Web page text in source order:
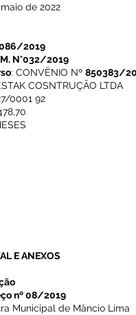
de 2022
2019
N°032/2019
: CONVÊNIO Nº 850383/
COSNTRUÇÃO LTDA
0001 92
E ANEXOS
nº 08/2019
Municipal de Mâncio Lima